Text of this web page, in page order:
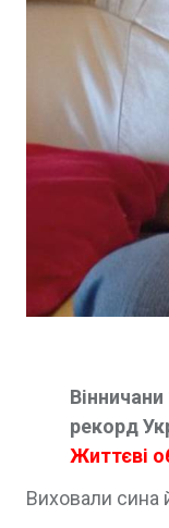
рекорд
Життєві
Виховали сина